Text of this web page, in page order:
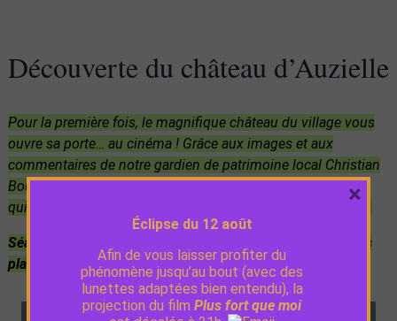
Découverte du château d’Auzielle
Pour la première fois, le magnifique château du village vous
ouvre sa porte… au cinéma ! Grâce aux images et aux
commentaires de notre gardien de patrimoine local Christian
Boucher, vous serez incollable sur ce bâtiment majestueux
qui nous accueille tous les jours quand on arrive à Auzielle.
Séance de 20 min, entrée libre et gratuite dans la limite des
places disponibles.
Éclipse du 12 août
Afin de vous laisser profiter du
phénomène jusqu’au bout (avec des
lunettes adaptées bien entendu), la
projection du film Plus fort que moi
×